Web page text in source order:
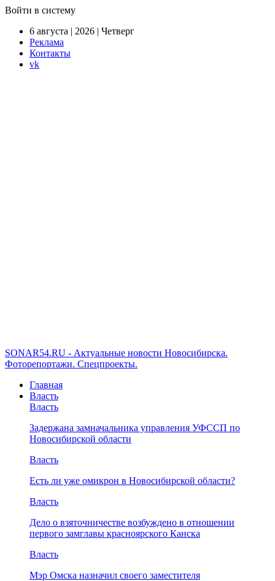
Войти в систему
6 августа | 2026 | Четверг
Реклама
Контакты
vk
SONAR54.RU - Актуальные новости Новосибирска.
Фоторепортажи. Спецпроекты.
Главная
Власть
Власть
Задержана замначальника управления УФССП по
Новосибирской области
Власть
Есть ли уже омикрон в Новосибирской области?
Власть
Дело о взяточничестве возбуждено в отношении
первого замглавы красноярского Канска
Власть
Мэр Омска назначил своего заместителя